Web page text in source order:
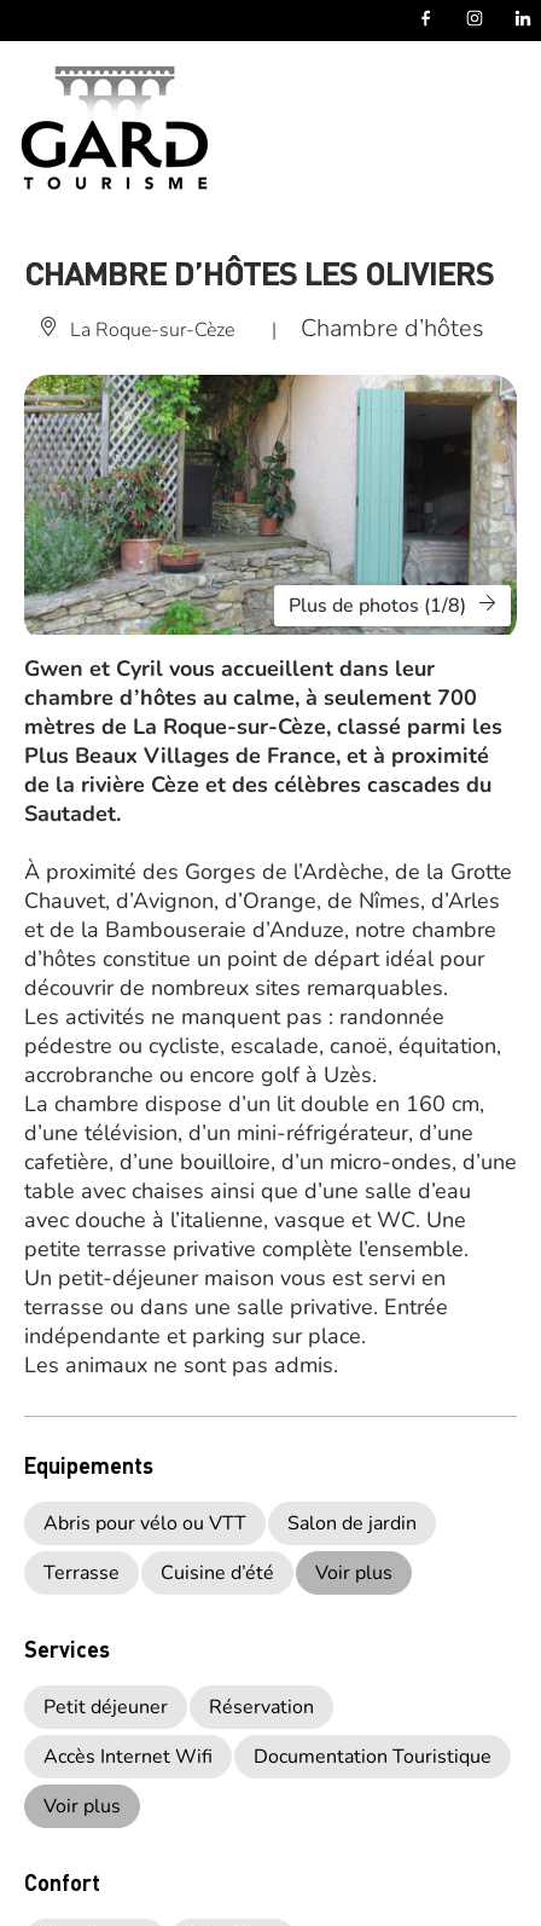
CHAMBRE D’HÔTES LES OLIVIERS
La Roque-sur-Cèze | Chambre d’hôtes
Plus de photos (1/8)
Gwen et Cyril vous accueillent dans leur
chambre d’hôtes au calme, à seulement 700
mètres de La Roque-sur-Cèze, classé parmi les
Plus Beaux Villages de France, et à proximité
de la rivière Cèze et des célèbres cascades du
Sautadet.
À proximité des Gorges de l’Ardèche, de la Grotte
Chauvet, d’Avignon, d’Orange, de Nîmes, d’Arles
et de la Bambouseraie d’Anduze, notre chambre
d’hôtes constitue un point de départ idéal pour
découvrir de nombreux sites remarquables.
Les activités ne manquent pas : randonnée
pédestre ou cycliste, escalade, canoë, équitation,
accrobranche ou encore golf à Uzès.
La chambre dispose d’un lit double en 160 cm,
d’une télévision, d’un mini-réfrigérateur, d’une
cafetière, d’une bouilloire, d’un micro-ondes, d’une
table avec chaises ainsi que d’une salle d’eau
avec douche à l’italienne, vasque et WC. Une
petite terrasse privative complète l’ensemble.
Un petit-déjeuner maison vous est servi en
terrasse ou dans une salle privative. Entrée
indépendante et parking sur place.
Les animaux ne sont pas admis.
Equipements
Abris pour vélo ou VTT
Salon de jardin
Terrasse
Cuisine d’été Voir plus
Services
Petit déjeuner
Réservation
Accès Internet Wifi
Documentation Touristique
Voir plus
Confort